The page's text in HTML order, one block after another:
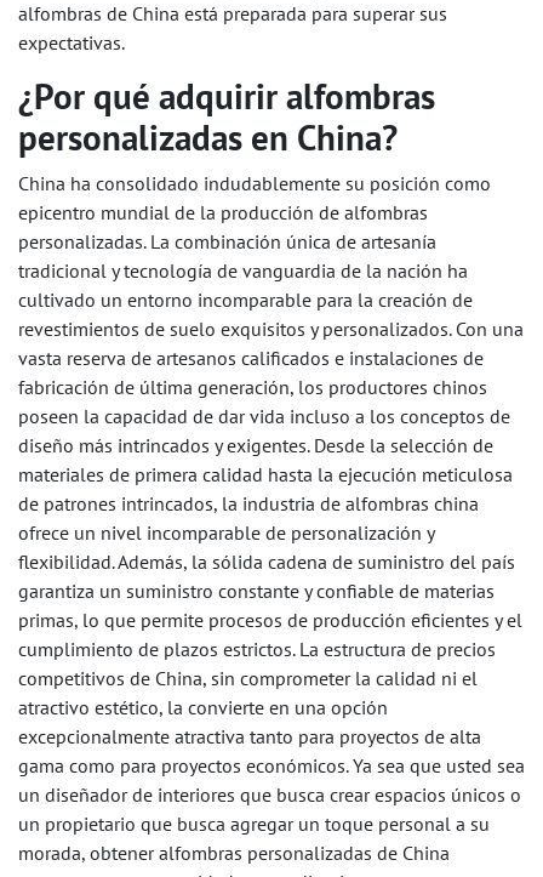
alfombras de China está preparada para superar sus
expectativas.
¿Por qué adquirir alfombras
personalizadas en China?
China ha consolidado indudablemente su posición como
epicentro mundial de la producción de alfombras
personalizadas. La combinación única de artesanía
tradicional y tecnología de vanguardia de la nación ha
cultivado un entorno incomparable para la creación de
revestimientos de suelo exquisitos y personalizados. Con una
vasta reserva de artesanos calificados e instalaciones de
fabricación de última generación, los productores chinos
poseen la capacidad de dar vida incluso a los conceptos de
diseño más intrincados y exigentes. Desde la selección de
materiales de primera calidad hasta la ejecución meticulosa
de patrones intrincados, la industria de alfombras china
ofrece un nivel incomparable de personalización y
flexibilidad. Además, la sólida cadena de suministro del país
garantiza un suministro constante y confiable de materias
primas, lo que permite procesos de producción eficientes y el
cumplimiento de plazos estrictos. La estructura de precios
competitivos de China, sin comprometer la calidad ni el
atractivo estético, la convierte en una opción
excepcionalmente atractiva tanto para proyectos de alta
gama como para proyectos económicos. Ya sea que usted sea
un diseñador de interiores que busca crear espacios únicos o
un propietario que busca agregar un toque personal a su
morada, obtener alfombras personalizadas de China